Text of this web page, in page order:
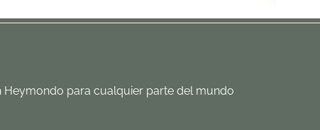
Heymondo para cualquier parte del mundo